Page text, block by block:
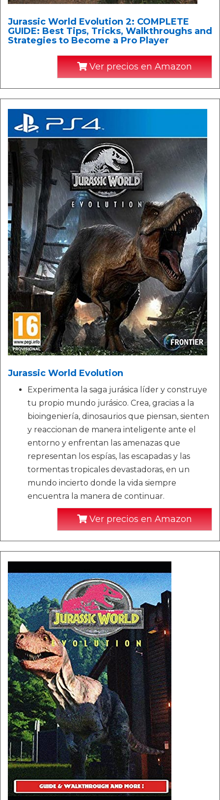
Jurassic World Evolution 2: COMPLETE
GUIDE: Best Tips, Tricks, Walkthroughs and
Strategies to Become a Pro Player
Ver precios en Amazon
Jurassic World Evolution
Experimenta la saga jurásica líder y construye
tu propio mundo jurásico. Crea, gracias a la
bioingeniería, dinosaurios que piensan, sienten
y reaccionan de manera inteligente ante el
entorno y enfrentan las amenazas que
representan los espías, las escapadas y las
tormentas tropicales devastadoras, en un
mundo incierto donde la vida siempre
encuentra la manera de continuar.
Ver precios en Amazon